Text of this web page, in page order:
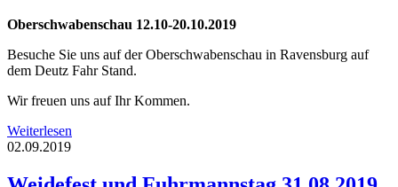
Oberschwabenschau 12.10-20.10.2019
Besuche Sie uns auf der Oberschwabenschau in Ravensburg auf
dem Deutz Fahr Stand.
Wir freuen uns auf Ihr Kommen.
Weiterlesen
02.09.2019